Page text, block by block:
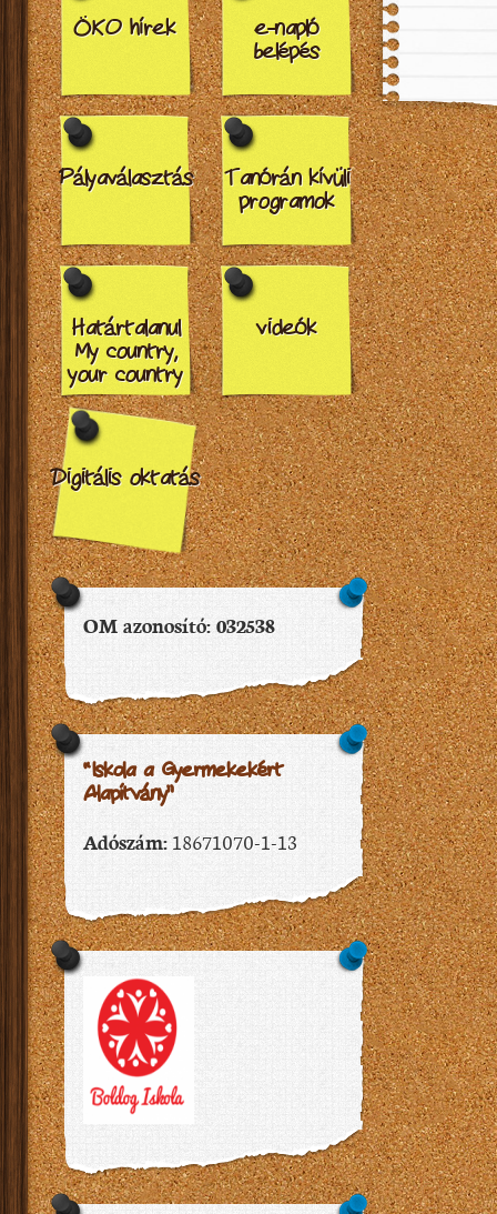
ÖKO hírek
e-napló
belépés
Pályaválasztás
Tanórán kívüli
programok
Határtalanul
My country,
your country
videók
Digitális oktatás
OM azonosító: 032538
“Iskola a Gyermekekért
Alapítvány”
Adószám:18671070-1-13